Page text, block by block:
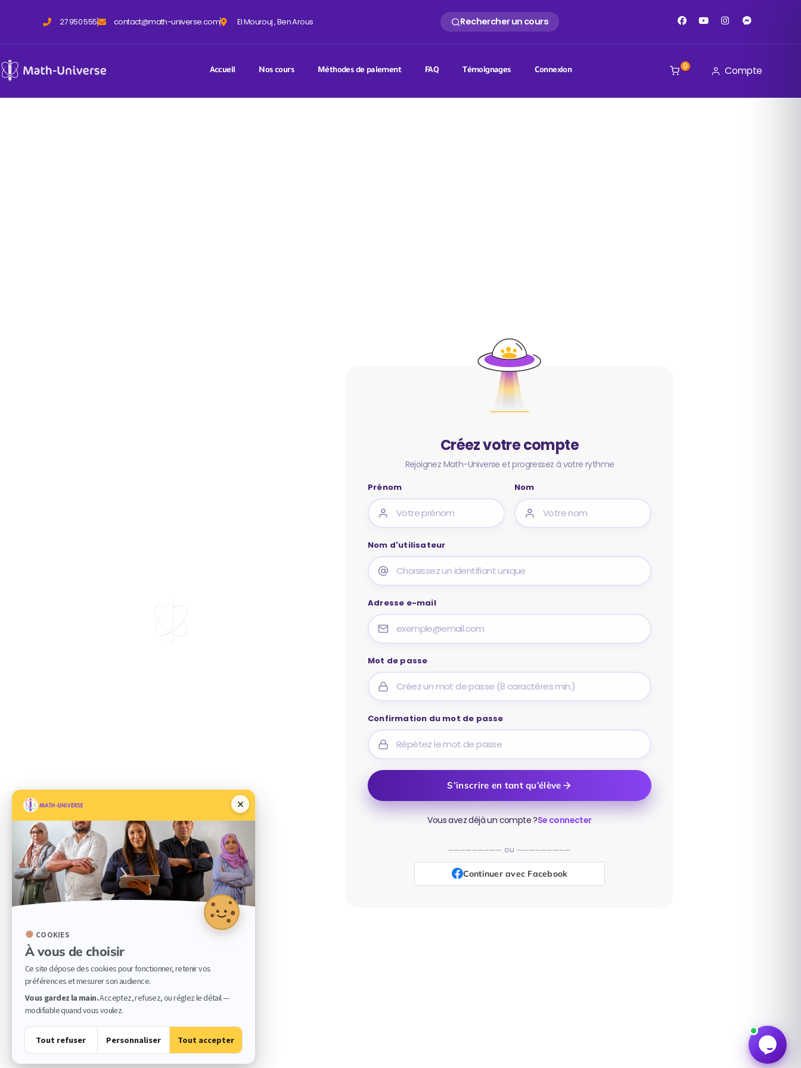
27 950 555 contact@math-universe.com El Mourouj , Ben Arous Rechercher un cours
Accueil Nos cours Méthodes de paiement FAQ Témoignages Connexion 0 Compte
Créez votre compte
Rejoignez Math-Universe et progressez à votre rythme
Prénom Nom
Nom d'utilisateur
Adresse e-mail
Mot de passe
Confirmation du mot de passe
S’inscrire en tant qu’élève
Vous avez déjà un compte ?Se connecter
Continuer avec Facebook
COOKIES
À vous de choisir
Ce site dépose des cookies pour fonctionner, retenir vos
préférences et mesurer son audience.
Vous gardez la main.Acceptez, refusez, ou réglez le détail —
modifiable quand vous voulez.
Tout refuser Personnaliser Tout accepter